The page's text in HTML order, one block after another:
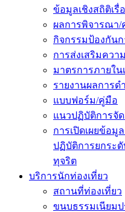
ข้อมูลเชิงสถิติเรื่
ผลการพิจารณา/
กิจกรรมป้องกัน
การส่งเสริมควา
มาตรการภายใ
รายงานผลการด
แบบฟอร์ม/คู่มือ
แนวปฏิบัติการจัด
การเปิดเผยข้อ
ปฏิบัติการยกระ
ทุจริต
บริการนักท่องเที่ยว
สถานที่ท่องเที่ยว
ขนบธรรมเนียม